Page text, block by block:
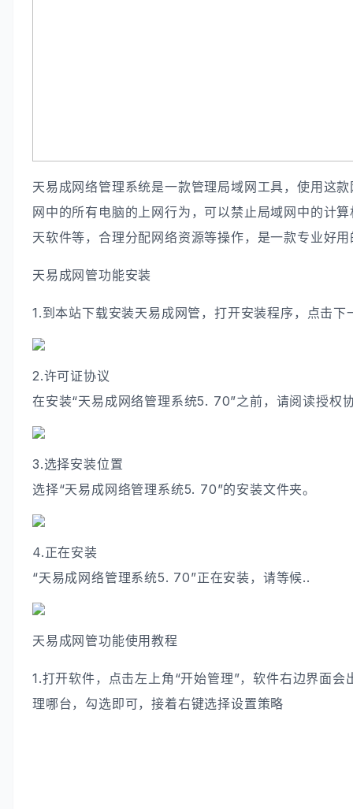
天易成网络管理系统是一款管理局域网工具，使用这
网中的所有电脑的上网行为，可以禁止局域网中的计
天软件等，合理分配网络资源等操作，是一款专业好
天易成网管功能安装
1.到本站下载安装天易成网管，打开安装程序，点击下
2.许可证协议
在安装“天易成网络管理系统5. 70”之前，请阅读授权
3.选择安装位置
选择“天易成网络管理系统5. 70”的安装文件夹。
4.正在安装
“天易成网络管理系统5. 70”正在安装，请等候..
天易成网管功能使用教程
1.打开软件，点击左上角“开始管理”，软件右边界面
理哪台，勾选即可，接着右键选择设置策略